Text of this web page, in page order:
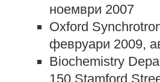
ноември 2007
Oxford
февруари 2009,
Biochemistry
150 Stamford